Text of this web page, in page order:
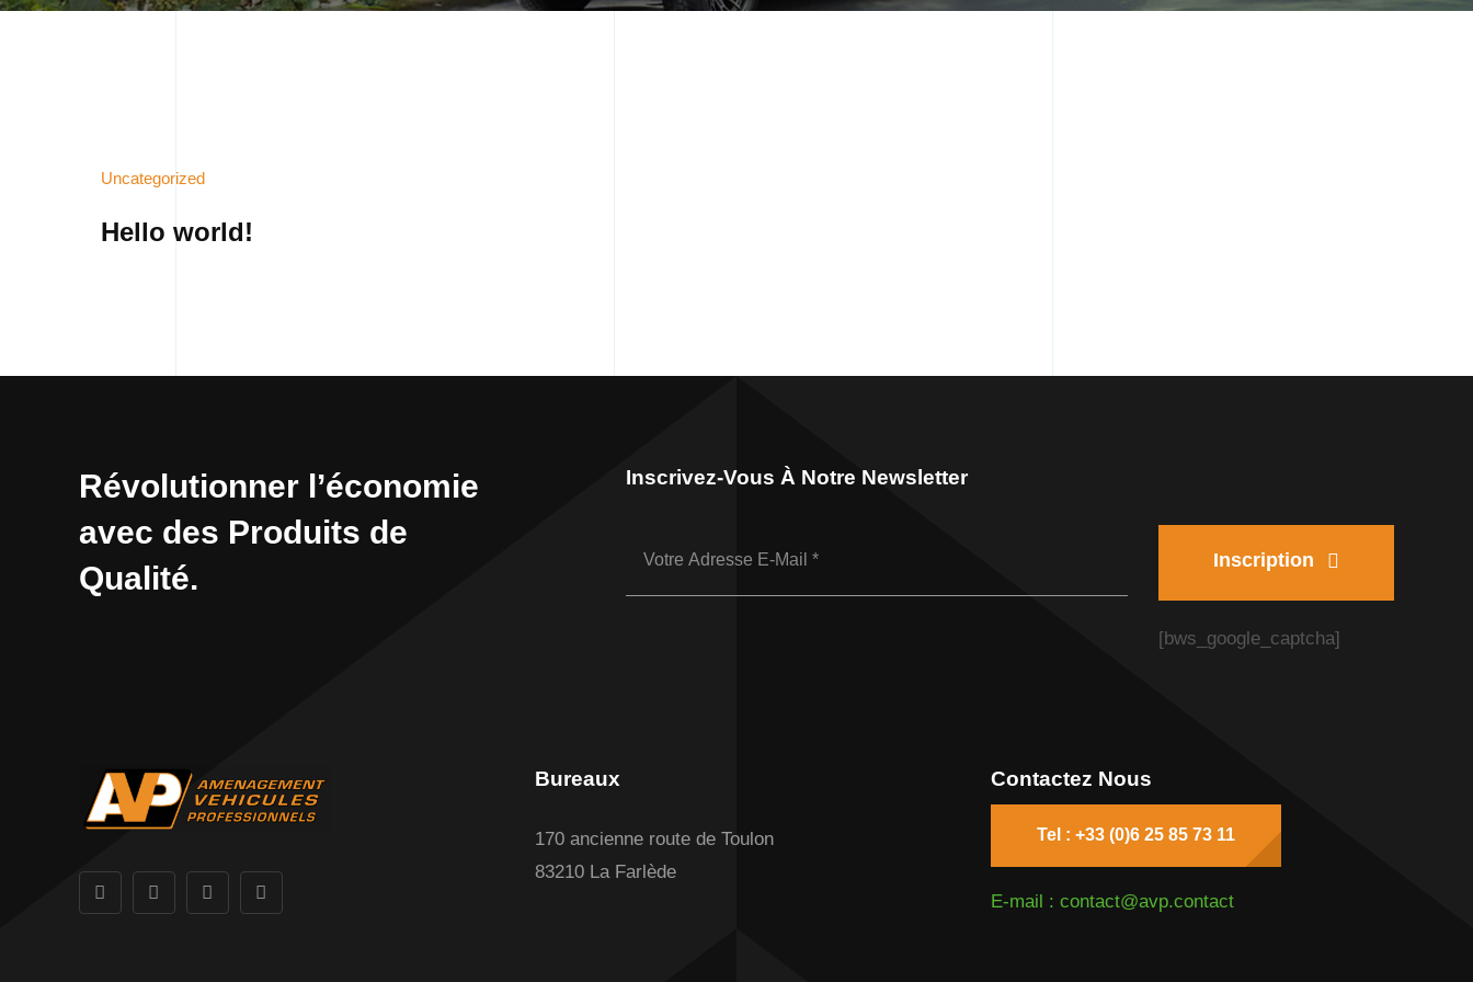
Uncategorized
Hello world!
Révolutionner l’économie
avec des Produits de
Qualité.
Inscrivez-Vous À Notre Newsletter
Inscription
[bws_google_captcha]
Bureaux
170 ancienne route de Toulon
83210 La Farlède
Contactez Nous
Tel : +33 (0)6 25 85 73 11
E-mail : contact@avp.contact